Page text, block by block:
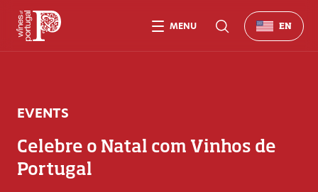
EVENTS
Celebre o Natal com Vinhos de
Portugal
MENU EN